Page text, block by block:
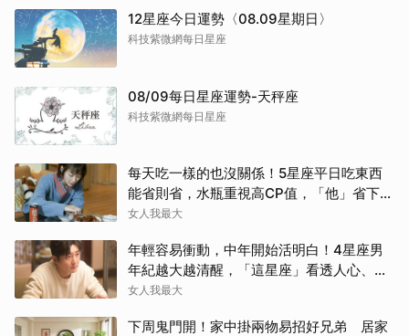
12星座今日運勢〈08.09星期日〉
科技紫微網每日星座
08/09每日星座運勢-天秤座
科技紫微網每日星座
每天吃一樣的也沒關係！5星座平日吃東西
能省則省，水瓶重視高CP值，「他」省下來
吃大餐
女人我最大
年輕容易衝動，中年開始活明白！4星座男
年紀越大越清醒，「這星座」看透人心、不
再討好任何人
女人我最大
下周鬼門開！家中掛兩物易招好兄弟 居家